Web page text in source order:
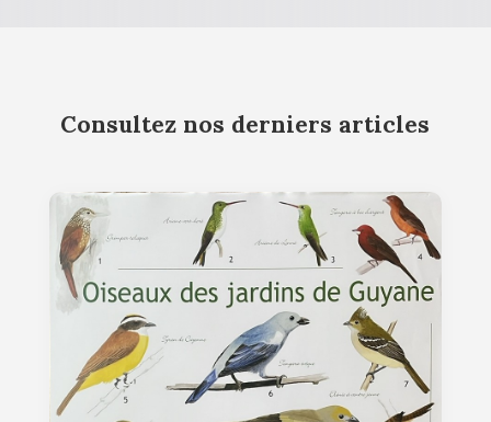
Consultez nos derniers articles